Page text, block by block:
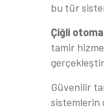
bu tür
Çiğli
tamir
Güvenilir
sistemlerin